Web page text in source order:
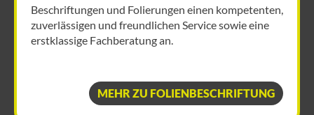
Beschriftungen und Folierungen einen kompetenten,
zuverlässigen und freundlichen Service sowie eine
erstklassige Fachberatung an.
MEHR ZU FOLIENBESCHRIFTUNG